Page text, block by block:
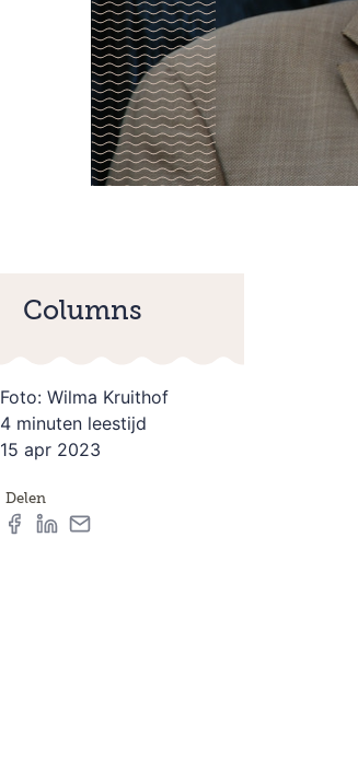
Columns
Foto: Wilma Kruithof
4 minuten leestijd
15 apr 2023
Delen